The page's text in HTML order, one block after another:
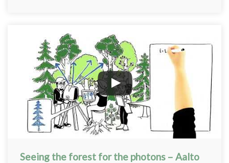
Seeing the forest for the photons – Aalto